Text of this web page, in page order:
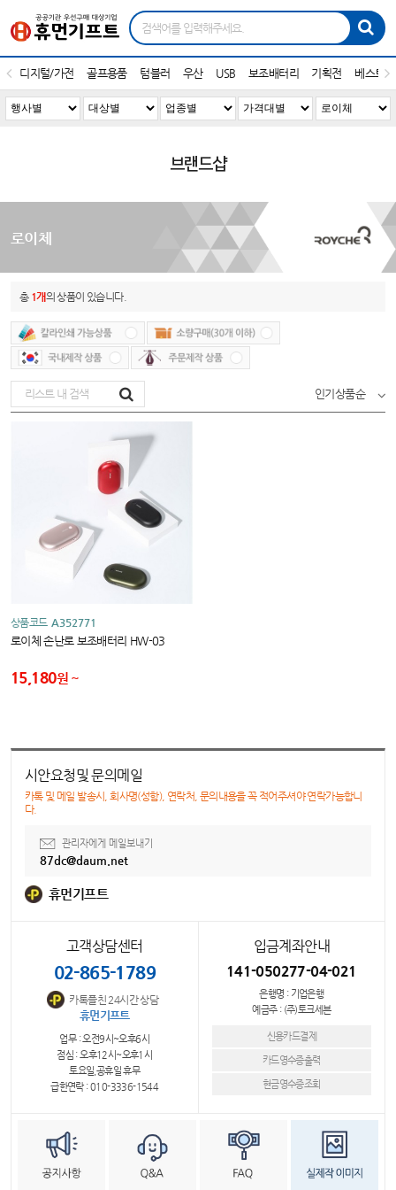
디지털/가전 골프용품 텀블러 우산 USB 보조배터리 기획전 베스트
브랜드샵
로이체
총 1개의 상품이 있습니다.
인기상품순
상품코드 A352771
로이체 손난로 보조배터리 HW-03
15,180원
시안요청및 문의메일
카톡 및 메일 발송시, 회사명(성함), 연락처, 문의내용을 꼭 적어주셔야 연락가능합니
다.
관리자에게 메일보내기
87dc@daum.net
휴먼기프트
고객상담센터
02-865-1789
카톡플친 24시간 상담
휴먼기프트
업무 : 오전9시~오후6시
점심 : 오후12시~오후1시
토요일,공휴일 휴무
급한연락 : 010-3336-1544
입금계좌안내
141-050277-04-021
은행명 : 기업은행
예금주 : (주)토크세븐
신용카드결제
카드영수증출력
현금영수증조회